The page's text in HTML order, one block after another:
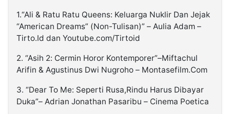
1.“Ali & Ratu Ratu Queens: Keluarga Nuklir Dan Jejak
“American Dreams” (Non-Tulisan)” – Aulia Adam –
Tirto.Id dan Youtube.com/Tirtoid
2. “Asih 2: Cermin Horor Kontemporer”–Miftachul
Arifin & Agustinus Dwi Nugroho – Montasefilm.Com
3. “Dear To Me: Seperti Rusa,Rindu Harus Dibayar
Duka”– Adrian Jonathan Pasaribu – Cinema Poetica